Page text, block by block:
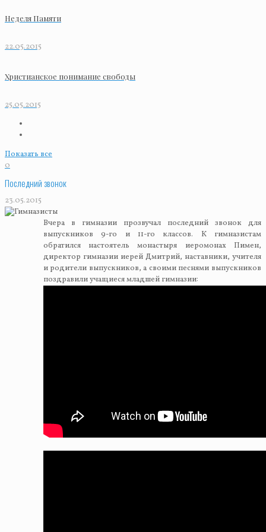
Неделя Памяти
22.05.2015
Христианское понимание свободы
25.05.2015
Показать все
0
Последний звонок
23.05.2015
Вчера в гимназии прозвучал последний звонок для
выпускников 9-го и 11-го классов. К гимназистам
обратился настоятель монастыря иеромонах Пимен,
директор гимназии иерей Дмитрий, наставники, учителя
и родители выпускников, а своими песнями выпускников
поздравили учащиеся младшей гимназии: